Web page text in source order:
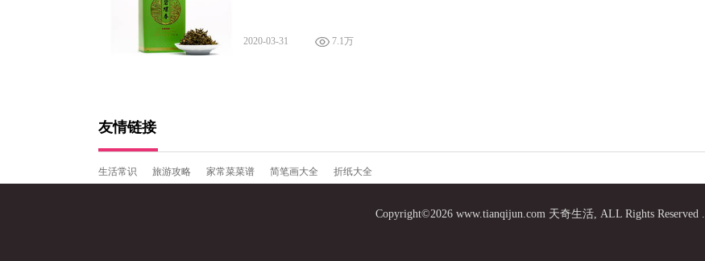
2020-03-31 7.1万
友情链接
生活常识 旅游攻略 家常菜菜谱 简笔画大全 折纸大全
Copyright©2026 www.tianqijun.com 天奇生活, ALL Rights Reserved .